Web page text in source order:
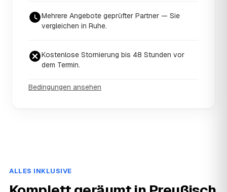
Mehrere Angebote geprüfter Partner — Sie
vergleichen in Ruhe.
Kostenlose Stornierung bis 48 Stunden vor
dem Termin.
Bedingungen ansehen
ALLES INKLUSIVE